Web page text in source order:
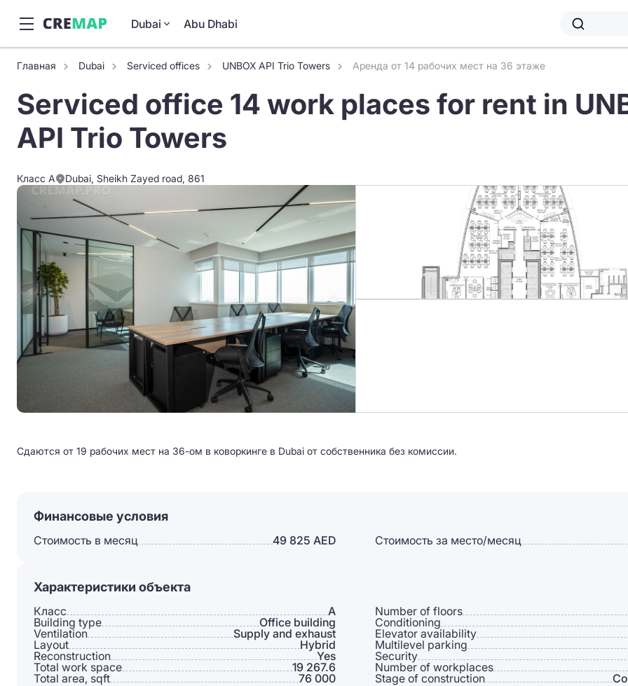
Dubai Abu Dhabi
Главная Dubai Serviced offices UNBOX API Trio Towers Аренда от 14 рабочих мест на 36 этаже
Serviced office 14 work places for rent in
API Trio Towers
Класс A Dubai, Sheikh Zayed road, 861
Сдаются от 19 рабочих мест на 36-ом в коворкинге в Dubai от собственника без комиссии.
Финансовые условия
Стоимость в месяц 49 825 AED Стоимость за место/месяц
Характеристики объекта
Класс A Number of floors
Building type
Office building Conditioning
Ventilation
Supply and exhaust Elevator availability
Layout
Hybrid Multilevel parking
Reconstruction
Yes Security
Total work space
19 267.6 Number of workplaces
Total area, sqft
76 000 Stage of construction